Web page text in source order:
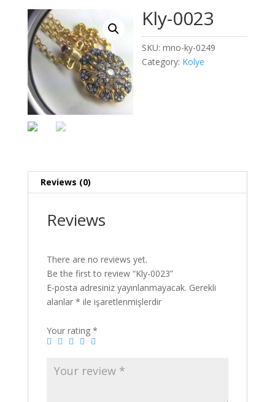
Kly-0023
SKU:mno-ky-0249
Category: Kolye
Reviews (0)
Reviews
There are no reviews yet.
Be the first to review “Kly-0023”
E-posta adresiniz yayınlanmayacak. Gerekli
alanlar * ile işaretlenmişlerdir
Your rating *